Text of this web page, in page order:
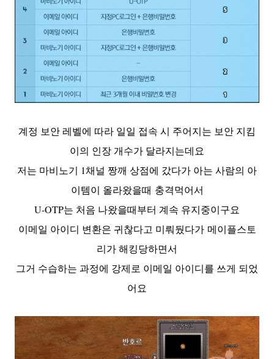
계정 보안 레벨에 따라 일일 접속 시 주어지는 보안 지킴
이의 인장 개수가 달라지는데요
저는 마비노기 1채널 짱깨 상점에 갔다가 아는 사람의 아
이템이 올라왔을때 충격먹어서
U-OTP는 처음 나왔을때부터 계속 유지중이구요
이메일 아이디 변환은 귀찮다고 미뤄뒀다가 메이플스토
리가 해킹당하면서
그거 수습하는 과정에 강제로 이메일 아이디를 쓰게 되었
어요